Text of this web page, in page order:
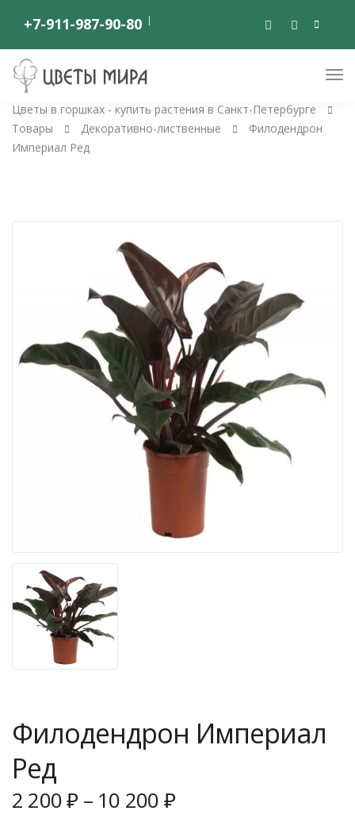
+7-911-987-90-80
Цветы в горшках - купить растения в Санкт-Петербурге
Товары
Декоративно-лиственные
Филодендрон
Империал Ред
Филодендрон Империал
Ред
2 200₽ – 10 200₽